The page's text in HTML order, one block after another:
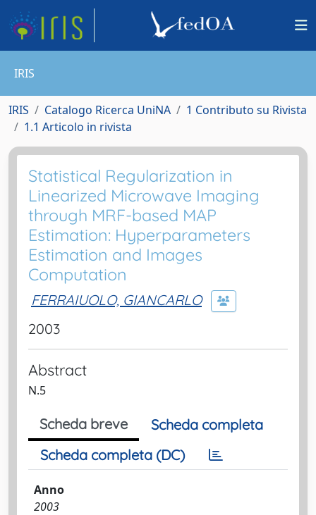
IRIS
IRIS Catalogo Ricerca UniNA
1 Contributo su Rivista
1.1 Articolo in rivista
Statistical Regularization in
Linearized Microwave Imaging
through MRF-based MAP
Estimation: Hyperparameters
Estimation and Images
Computation
FERRAIUOLO, GIANCARLO
2003
Abstract
N.5
Scheda breve
Scheda completa
Scheda completa (DC)
Anno
2003